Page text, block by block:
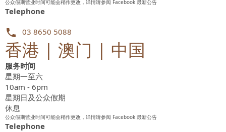
公众假期营业时间可能会稍作更改，详情请参阅 Facebook 最新公告
Telephone
03 8650 5088
香港 | 澳门 | 中国
服务时间
星期一至六
10am - 6pm
星期日及公众假期
休息
公众假期营业时间可能会稍作更改，详情请参阅 Facebook 最新公告
Telephone